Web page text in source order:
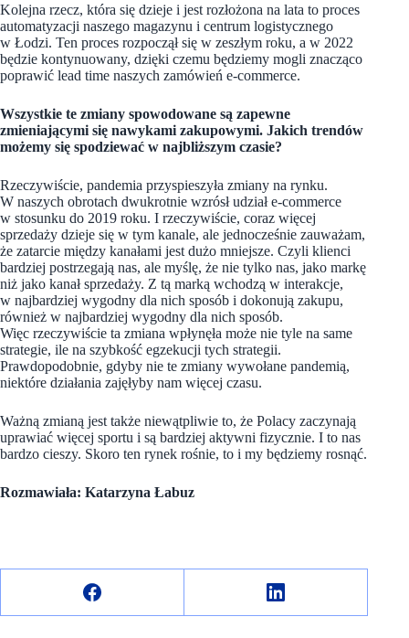
Kolejna rzecz, która się dzieje i jest rozłożona na lata to proces
automatyzacji naszego magazynu i centrum logistycznego
w Łodzi. Ten proces rozpoczął się w zeszłym roku, a w 2022
będzie kontynuowany, dzięki czemu będziemy mogli znacząco
poprawić lead time naszych zamówień e-commerce.
Wszystkie te zmiany spowodowane są zapewne
zmieniającymi się nawykami zakupowymi. Jakich trendów
możemy się spodziewać w najbliższym czasie?
Rzeczywiście, pandemia przyspieszyła zmiany na rynku.
W naszych obrotach dwukrotnie wzrósł udział e-commerce
w stosunku do 2019 roku. I rzeczywiście, coraz więcej
sprzedaży dzieje się w tym kanale, ale jednocześnie zauważam,
że zatarcie między kanałami jest dużo mniejsze. Czyli klienci
bardziej postrzegają nas, ale myślę, że nie tylko nas, jako markę
niż jako kanał sprzedaży. Z tą marką wchodzą w interakcje,
w najbardziej wygodny dla nich sposób i dokonują zakupu,
również w najbardziej wygodny dla nich sposób.
Więc rzeczywiście ta zmiana wpłynęła może nie tyle na same
strategie, ile na szybkość egzekucji tych strategii.
Prawdopodobnie, gdyby nie te zmiany wywołane pandemią,
niektóre działania zajęłyby nam więcej czasu.
Ważną zmianą jest także niewątpliwie to, że Polacy zaczynają
uprawiać więcej sportu i są bardziej aktywni fizycznie. I to nas
bardzo cieszy. Skoro ten rynek rośnie, to i my będziemy rosnąć.
Rozmawiała: Katarzyna Łabuz